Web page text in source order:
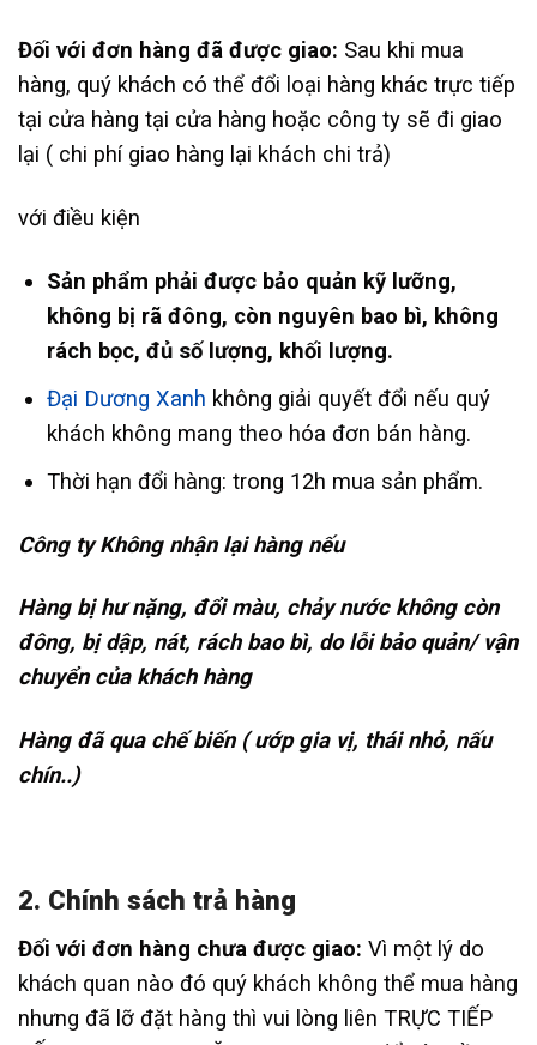
Đối với đơn hàng đã được giao: Sau khi mua
hàng, quý khách có thể đổi loại hàng khác trực tiếp
tại cửa hàng tại cửa hàng hoặc công ty sẽ đi giao
lại ( chi phí giao hàng lại khách chi trả)
với điều kiện
Sản phẩm phải được bảo quản kỹ lưỡng,
không bị rã đông, còn nguyên bao bì, không
rách bọc, đủ số lượng, khối lượng.
Đại Dương Xanh không giải quyết đổi nếu quý
khách không mang theo hóa đơn bán hàng.
Thời hạn đổi hàng: trong 12h mua sản phẩm.
Công ty Không nhận lại hàng nếu
Hàng bị hư nặng, đổi màu, chảy nước không còn
đông, bị dập, nát, rách bao bì, do lỗi bảo quản/ vận
chuyển của khách hàng
Hàng đã qua chế biến ( ướp gia vị, thái nhỏ, nấu
chín..)
2. Chính sách trả hàng
Đối với đơn hàng chưa được giao: Vì một lý do
khách quan nào đó quý khách không thể mua hàng
nhưng đã lỡ đặt hàng thì vui lòng liên TRỰC TIẾP